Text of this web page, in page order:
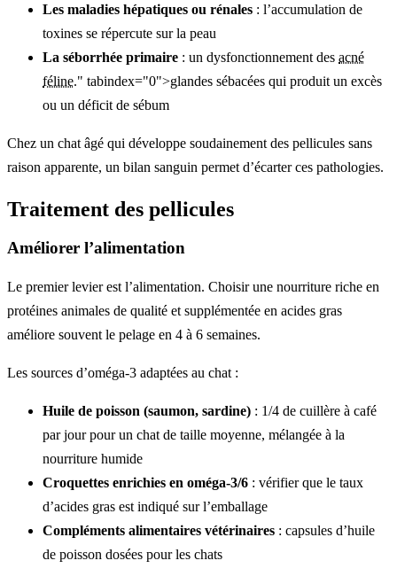
Les maladies hépatiques ou rénales : l’accumulation de
toxines se répercute sur la peau
La séborrhée primaire : un dysfonctionnement des acné
féline." tabindex="0">glandes sébacées qui produit un excès
ou un déficit de sébum
Chez un chat âgé qui développe soudainement des pellicules sans
raison apparente, un bilan sanguin permet d’écarter ces pathologies.
Traitement des pellicules
Améliorer l’alimentation
Le premier levier est l’alimentation. Choisir une nourriture riche en
protéines animales de qualité et supplémentée en acides gras
améliore souvent le pelage en 4 à 6 semaines.
Les sources d’oméga-3 adaptées au chat :
Huile de poisson (saumon, sardine) : 1/4 de cuillère à café
par jour pour un chat de taille moyenne, mélangée à la
nourriture humide
Croquettes enrichies en oméga-3/6 : vérifier que le taux
d’acides gras est indiqué sur l’emballage
Compléments alimentaires vétérinaires : capsules d’huile
de poisson dosées pour les chats